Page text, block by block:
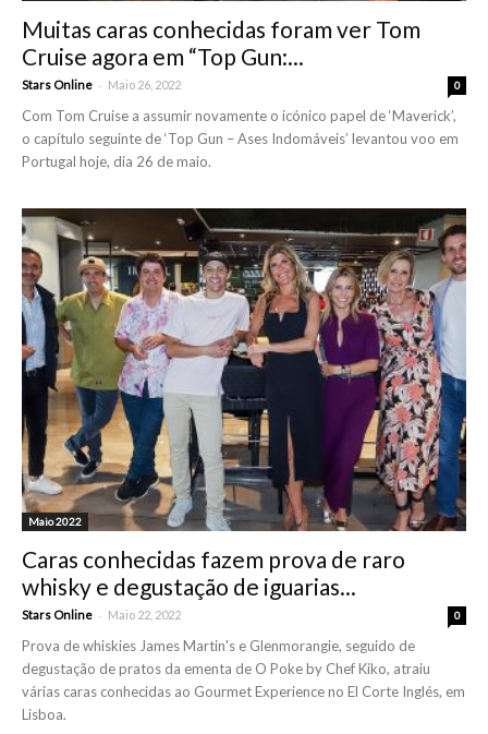
Muitas caras conhecidas foram ver Tom
Cruise agora em “Top Gun:...
Stars Online - Maio 26, 2022 0
Com Tom Cruise a assumir novamente o icónico papel de ‘Maverick’,
o capítulo seguinte de ‘Top Gun – Ases Indomáveis’ levantou voo em
Portugal hoje, dia 26 de maio.
Maio 2022
Caras conhecidas fazem prova de raro
whisky e degustação de iguarias...
Stars Online - Maio 22, 2022 0
Prova de whiskies James Martin's e Glenmorangie, seguido de
degustação de pratos da ementa de O Poke by Chef Kiko, atraiu
várias caras conhecidas ao Gourmet Experience no El Corte Inglés, em
Lisboa.